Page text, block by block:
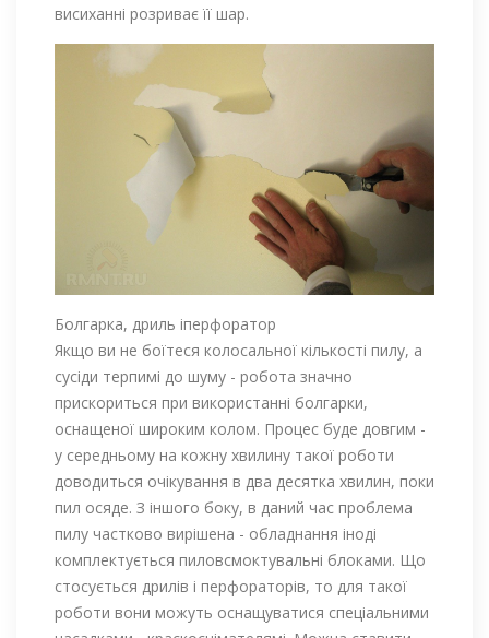
висиханні розриває її шар.
Болгарка, дриль іперфоратор
Якщо ви не боїтеся колосальної кількості пилу, а
сусіди терпимі до шуму - робота значно
прискориться при використанні болгарки,
оснащеної широким колом. Процес буде довгим -
у середньому на кожну хвилину такої роботи
доводиться очікування в два десятка хвилин, поки
пил осяде. З іншого боку, в даний час проблема
пилу частково вирішена - обладнання іноді
комплектується пиловсмоктувальні блоками. Що
стосується дрилів і перфораторів, то для такої
роботи вони можуть оснащуватися спеціальними